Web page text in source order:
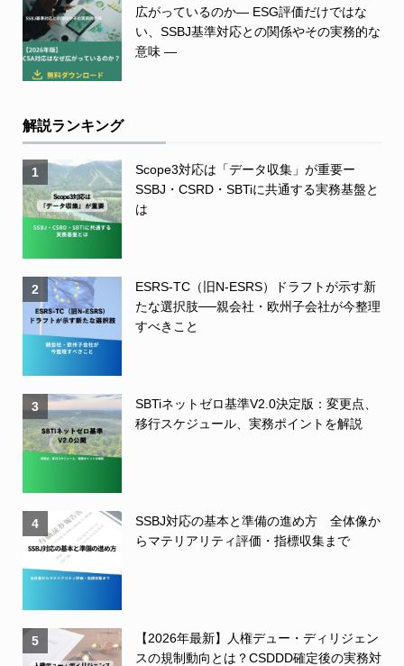
広がっているのか― ESG評価だけではな
い、SSBJ基準対応との関係やその実務的な
意味 ―
解説ランキング
1
Scope3対応は「データ収集」が重要ー
SSBJ・CSRD・SBTiに共通する実務基盤と
は
2
ESRS-TC（旧N-ESRS）ドラフトが示す新
たな選択肢──親会社・欧州子会社が今整理
すべきこと
3
SBTiネットゼロ基準V2.0決定版：変更点、
移行スケジュール、実務ポイントを解説
4
SSBJ対応の基本と準備の進め方 全体像か
らマテリアリティ評価・指標収集まで
5
【2026年最新】人権デュー・ディリジェン
スの規制動向とは？CSDDD確定後の実務対